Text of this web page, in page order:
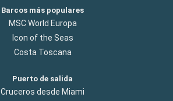
Barcos más populares
MSC World Europa
Icon of the Seas
Costa Toscana
Puerto de salida
Cruceros desde Miami